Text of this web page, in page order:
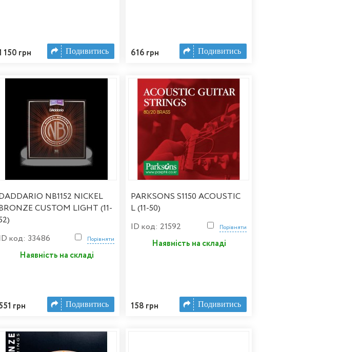
150 грн Подивитись 616 грн Подивитись
NB1152 NICKEL
CUSTOM LIGHT (11-
Порівняти
код: 33486
Наявність на складі
грн Подивитись
PARKSONS S1150 ACOUSTIC
L (11-50)
Порівняти
ID код: 21592
Наявність на складі
158 грн Подивитись